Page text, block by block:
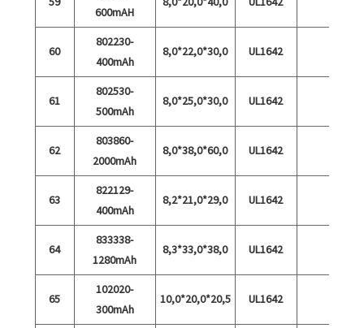
600mAH
60
802230-
400mAh
8,0*22,0*30,0 UL1642
61
802530-
500mAh
8,0*25,0*30,0 UL1642
62
803860-
2000mAh
8,0*38,0*60,0 UL1642
63
822129-
400mAh
8,2*21,0*29,0 UL1642
64
833338-
1280mAh
8,3*33,0*38,0 UL1642
65
102020-
300mAh
10,0*20,0*20,5 UL1642